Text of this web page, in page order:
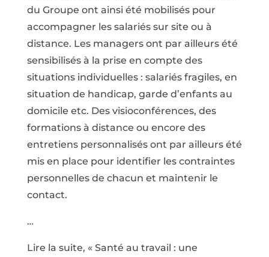
du Groupe ont ainsi été mobilisés pour
accompagner les salariés sur site ou à
distance. Les managers ont par ailleurs été
sensibilisés à la prise en compte des
situations individuelles : salariés fragiles, en
situation de handicap, garde d’enfants au
domicile etc. Des visioconférences, des
formations à distance ou encore des
entretiens personnalisés ont par ailleurs été
mis en place pour identifier les contraintes
personnelles de chacun et maintenir le
contact.
…
Lire la suite, « Santé au travail : une